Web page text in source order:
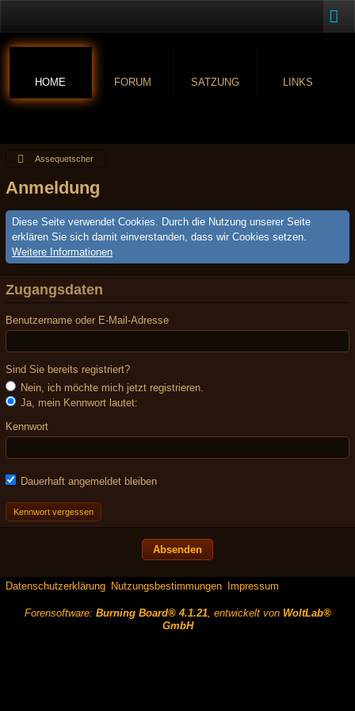
HOME FORUM SATZUNG LINKS
Assequetscher
Anmeldung
Diese Seite verwendet Cookies. Durch die Nutzung unserer Seite
erklären Sie sich damit einverstanden, dass wir Cookies setzen.
Weitere Informationen
Zugangsdaten
Benutzername oder E-Mail-Adresse
Sind Sie bereits registriert?
Nein, ich möchte mich jetzt registrieren.
Ja, mein Kennwort lautet:
Kennwort
Dauerhaft angemeldet bleiben
Kennwort vergessen
Datenschutzerklärung Nutzungsbestimmungen Impressum
Forensoftware: Burning Board® 4.1.21, entwickelt von WoltLab®
GmbH